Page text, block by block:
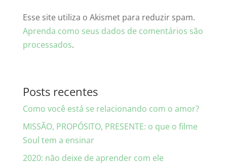
Esse site utiliza o Akismet para reduzir spam.
Aprenda como seus dados de comentários são
processados.
Posts recentes
Como você está se relacionando com o amor?
MISSÃO, PROPÓSITO, PRESENTE: o que o filme
Soul tem a ensinar
2020: não deixe de aprender com ele